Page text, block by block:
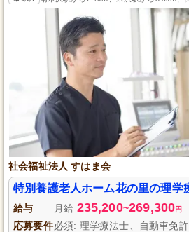
社会福祉法人 すはま会
特別養護老人ホーム花の里の理学
給与 月給 235,200~269,300円
応募要件必須: 理学療法士、自動車免許